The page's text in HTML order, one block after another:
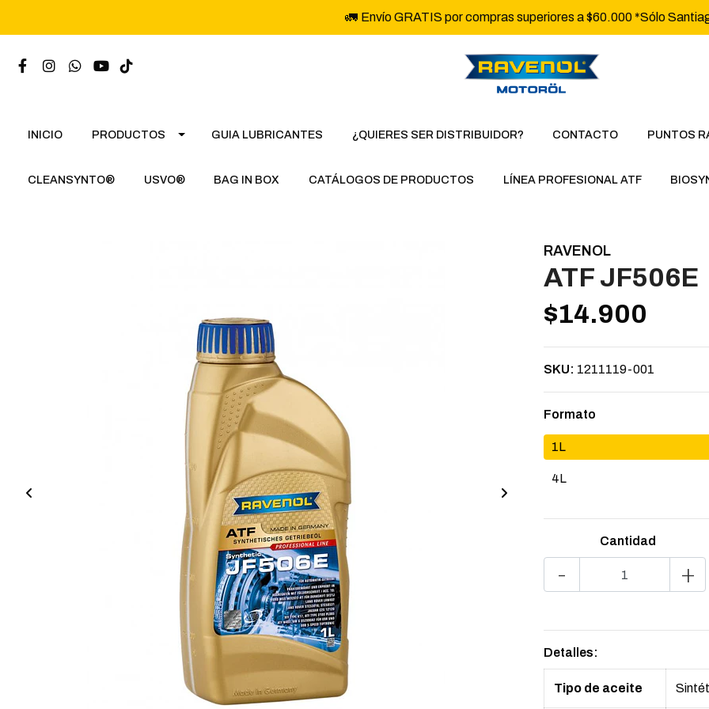
🚛 Envío GRATIS por compras superiores a $60.000 *Sólo
INICIO PRODUCTOS GUIA LUBRICANTES ¿QUIERES SER DISTRIBUIDOR? CONTACTO PUNTOS
CLEANSYNTO® USVO® BAG IN BOX CATÁLOGOS DE PRODUCTOS LÍNEA PROFESIONAL ATF
RAVENOL
ATF JF506E
$14.900
SKU: 1211119-001
Formato
1L
4L
Cantidad
- +
Detalles:
Tipo de aceite